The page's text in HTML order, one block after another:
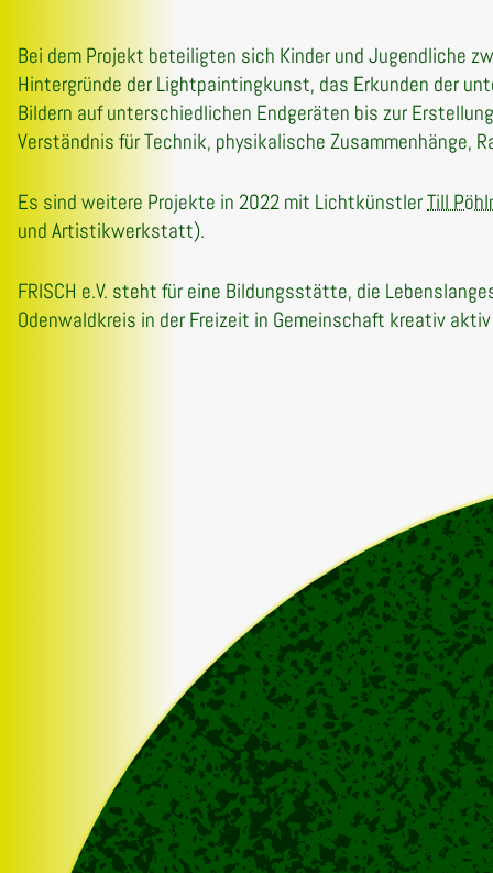
Bei dem Projekt beteiligten sich Kinder und Jugendliche
Hintergründe der Lightpaintingkunst, das Erkunden der
Bildern auf unterschiedlichen Endgeräten bis zur
Verständnis für Technik, physikalische Zusammenhänge,
Es sind weitere Projekte in 2022 mit LichtkünstlerTill
und Artistikwerkstatt).
FRISCH e.V. steht für eine Bildungsstätte, die
Odenwaldkreis in der Freizeit in Gemeinschaft kreativ